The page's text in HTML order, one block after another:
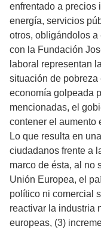
enfrentado a precios
energía, servicios
otros, obligándolos
con la Fundación
laboral representan
situación de
economía golpeada
mencionadas, el
contener el aumento
Lo que resulta en
ciudadanos frente a
marco de ésta, al no
Unión Europea, el
político ni comercial
reactivar la industria
europeas, (3)